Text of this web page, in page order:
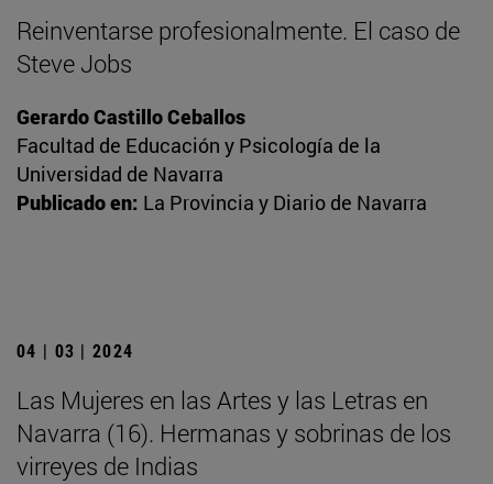
Reinventarse profesionalmente. El caso de
Steve Jobs
Gerardo Castillo Ceballos
Facultad de Educación y Psicología de la
Universidad de Navarra
Publicado en: La Provincia y Diario de Navarra
04 | 03 | 2024
Las Mujeres en las Artes y las Letras en
Navarra (16). Hermanas y sobrinas de los
virreyes de Indias